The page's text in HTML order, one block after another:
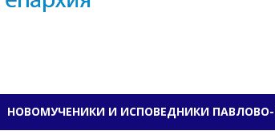
НОВОМУЧЕНИКИ И ИСПОВЕДНИКИ